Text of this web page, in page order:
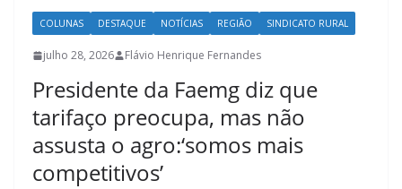
COLUNAS DESTAQUE NOTÍCIAS REGIÃO SINDICATO RURAL
julho 28, 2026 Flávio Henrique Fernandes
Presidente da Faemg diz que
tarifaço preocupa, mas não
assusta o agro:‘somos mais
competitivos’